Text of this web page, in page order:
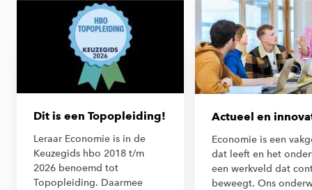
Dit is een Topopleiding!
Leraar Economie is in de
Keuzegids hbo 2018 t/m
2026 benoemd tot
Topopleiding. Daarmee
Actueel en
Economie is een
dat leeft en het
een werkveld dat
beweegt. Ons